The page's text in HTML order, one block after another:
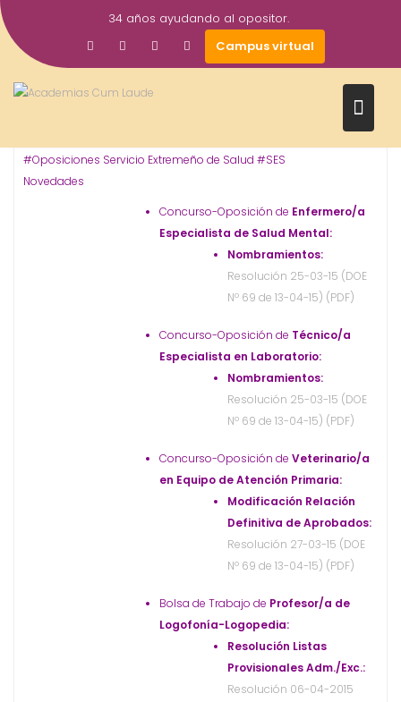
Saltar
al
contenido
34 años ayudando al opositor.
Campus virtual
Abr
2015
academiacumlaudeoposiciones Prensa
#Oposiciones Servicio Extremeño de Salud #SES
Novedades
Concurso-Oposición de Enfermero/a
Especialista de Salud Mental:
Nombramientos:
Resolución 25-03-15 (DOE
Nº 69 de 13-04-15) (PDF)
Concurso-Oposición de Técnico/a
Especialista en Laboratorio:
Nombramientos:
Resolución 25-03-15 (DOE
Nº 69 de 13-04-15) (PDF)
Concurso-Oposición de Veterinario/a
en Equipo de Atención Primaria:
Modificación Relación
Definitiva de Aprobados:
Resolución 27-03-15 (DOE
Nº 69 de 13-04-15) (PDF)
Bolsa de Trabajo de Profesor/a de
Logofonía-Logopedia:
Resolución Listas
Provisionales Adm./Exc.:
Resolución 06-04-2015